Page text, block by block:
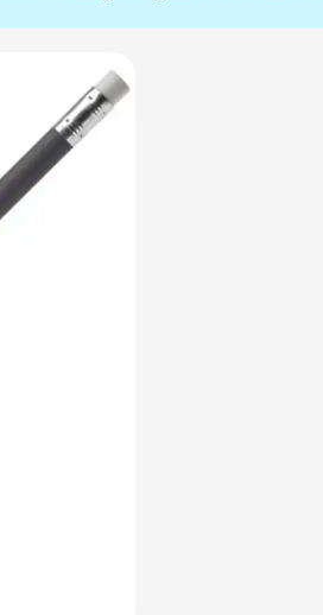
& Reizen categorie
categorie
& drinken categorie
& Wellness categorie
& lampen categorie
categorie
categorie
categorie